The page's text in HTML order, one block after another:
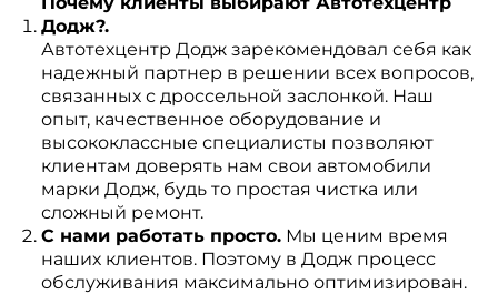
Додж?.
Автотехцентр Додж зарекомендовал себя как
надежный партнер в решении всех вопросов,
связанных с дроссельной заслонкой. Наш
опыт, качественное оборудование и
высококлассные специалисты позволяют
клиентам доверять нам свои автомобили
марки Додж, будь то простая чистка или
сложный ремонт.
С нами работать просто.Мы ценим время
наших клиентов. Поэтому в Додж процесс
обслуживания максимально оптимизирован.